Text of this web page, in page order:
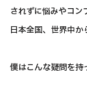
されずに悩みやコ
日本全国、世界中か
僕はこんな疑問を持